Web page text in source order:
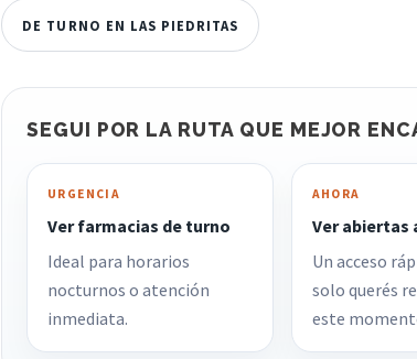
DE TURNO EN LAS PIEDRITAS
SEGUI POR LA RUTA QUE MEJOR
URGENCIA
Ver farmacias de turno
Ideal para horarios
nocturnos o atención
inmediata.
AHORA
Ver abiertas
Un acceso
solo querés
este